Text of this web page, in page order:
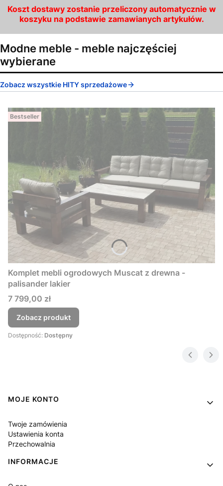
Koszt dostawy zostanie przeliczony automatycznie w
koszyku na podstawie zamawianych artykułów.
Modne meble - meble najczęściej
wybierane
Zobacz wszystkie HITY sprzedażowe
Bestseller
Komplet mebli ogrodowych Muscat z drewna -
palisander lakier
Cena
7 799,00 zł
Zobacz produkt
Dostępność: Dostępny
Linki w stopce
MOJE KONTO
Twoje zamówienia
Ustawienia konta
Przechowalnia
INFORMACJE